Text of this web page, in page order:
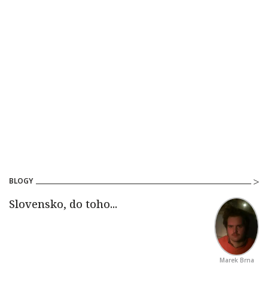
BLOGY
Marek Brna